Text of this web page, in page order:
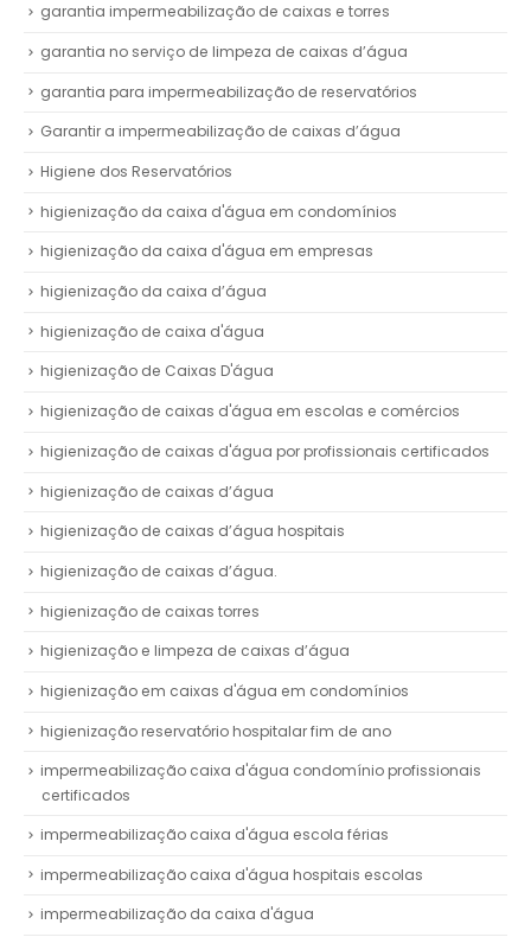
garantia impermeabilização de caixas e torres
garantia no serviço de limpeza de caixas d’água
garantia para impermeabilização de reservatórios
Garantir a impermeabilização de caixas d’água
Higiene dos Reservatórios
higienização da caixa d'água em condomínios
higienização da caixa d'água em empresas
higienização da caixa d’água
higienização de caixa d'água
higienização de Caixas D'água
higienização de caixas d'água em escolas e comércios
higienização de caixas d'água por profissionais certificados
higienização de caixas d’água
higienização de caixas d’água hospitais
higienização de caixas d’água.
higienização de caixas torres
higienização e limpeza de caixas d’água
higienização em caixas d'água em condomínios
higienização reservatório hospitalar fim de ano
impermeabilização caixa d'água condomínio profissionais
certificados
impermeabilização caixa d'água escola férias
impermeabilização caixa d'água hospitais escolas
impermeabilização da caixa d'água